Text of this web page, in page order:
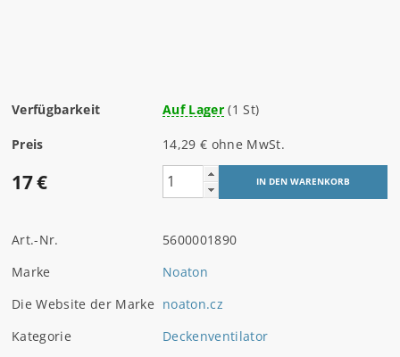
Verfügbarkeit Auf Lager (1 St)
Preis 14,29 € ohne MwSt.
17 €
Art.-Nr.
5600001890
Marke
Noaton
Die Website der Marke noaton.cz
Kategorie
Deckenventilator